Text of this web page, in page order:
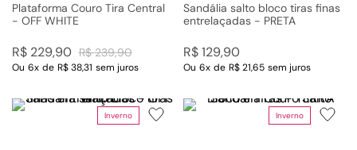
Plataforma Couro Tira Central
- OFF WHITE
R$ 239,90
R$ 229,90
Ou 6x de R$ 38,31 sem juros
Sandália salto bloco tiras finas
entrelaçadas - PRETA
R$129,90
Ou 6x de R$ 21,65 sem juros
Inverno Inverno